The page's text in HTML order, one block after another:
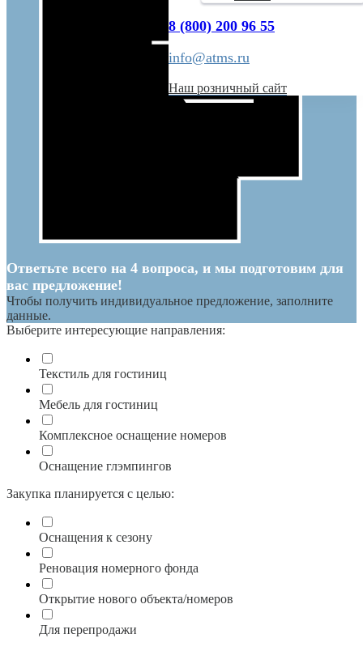
8 (800) 200 96 55
info@atms.ru
Наш розничный сайт
Ответьте всего на 4 вопроса, и мы подготовим для
вас предложение!
Чтобы получить индивидуальное предложение, заполните
данные.
Выберите интересующие направления:
Текстиль для гостиниц
Мебель для гостиниц
Комплексное оснащение номеров
Оснащение глэмпингов
Закупка планируется с целью:
Оснащения к сезону
Реновация номерного фонда
Открытие нового объекта/номеров
Для перепродажи